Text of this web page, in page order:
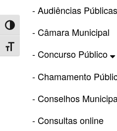
Toggle High Contrast
Toggle Font size
- Audiências Públicas
- Câmara Municipal
- Concurso Público
- Chamamento
- Conselhos
- Consultas online